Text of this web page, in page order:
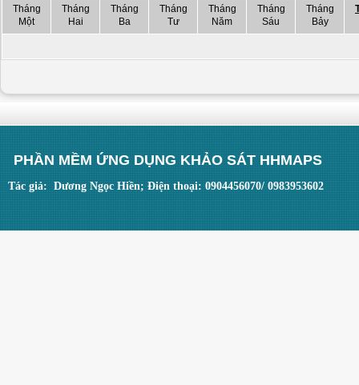
Tháng
Một
Tháng
Hai
Tháng
Ba
Tháng
Tư
Tháng
Năm
Tháng
Sáu
Tháng
Bảy
PHẦN MỀM ỨNG DỤNG KHẢO SÁT HHMAPS
Tác giả: Dương Ngọc Hiền; Điện thoại: 0904456070/ 0983953602